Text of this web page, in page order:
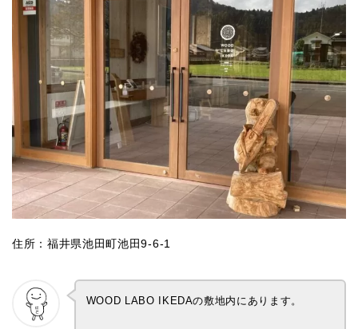
住所：福井県池田町池田9-6-1
WOOD LABO IKEDAの敷地内にあります。